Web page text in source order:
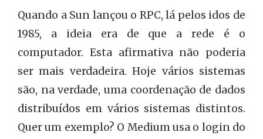
Quando a Sun lançou o RPC, lá pelos idos de
1985, a ideia era de que a rede é o
computador. Esta afirmativa não poderia
ser mais verdadeira. Hoje vários sistemas
são, na verdade, uma coordenação de dados
distribuídos em vários sistemas distintos.
Quer um exemplo? O Medium usa o login do